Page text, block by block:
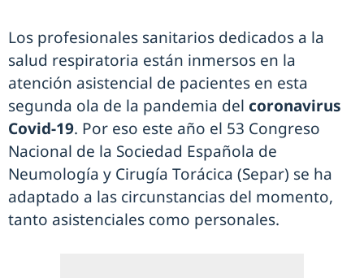
Los profesionales sanitarios dedicados a la
salud respiratoria están inmersos en la
atención asistencial de pacientes en esta
segunda ola de la pandemia del coronavirus
Covid-19. Por eso este año el 53 Congreso
Nacional de la Sociedad Española de
Neumología y Cirugía Torácica (Separ) se ha
adaptado a las circunstancias del momento,
tanto asistenciales como personales.